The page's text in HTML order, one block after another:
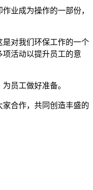
业成为操作的一部份，
是对我们环保工作的一个
活动以提升员工的意
员工做好准备。
合作，共同创造丰盛的